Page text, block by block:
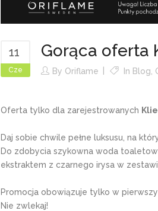
11
Cze
Gorąca oferta
By Oriflame In Blog
Oferta tylko dla zarejestrowanych
Daj sobie chwile pełne luksusu, na
Do zdobycia szykowna woda
ekstraktem z czarnego irysa w
Promocja obowiązuje tylko w
Nie zwlekaj!